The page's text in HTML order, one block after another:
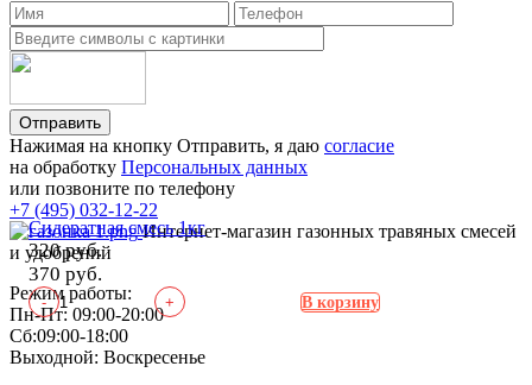
Сидератная смесь 1кг
320 руб.
370 руб.
- + В корзину
Отправить
Нажимая на кнопку Отправить, я даю согласие
на обработку Персональных данных
или позвоните по телефону
+7 (495) 032-12-22
Интернет-магазин газонных травяных смесей
и удобрений
Режим работы:
Пн-Пт: 09:00-20:00
Сб:09:00-18:00
Выходной: Воскресенье